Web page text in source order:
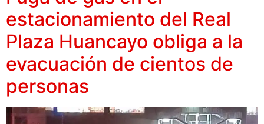
estacionamiento del Real
Plaza Huancayo obliga a la
evacuación de cientos de
personas